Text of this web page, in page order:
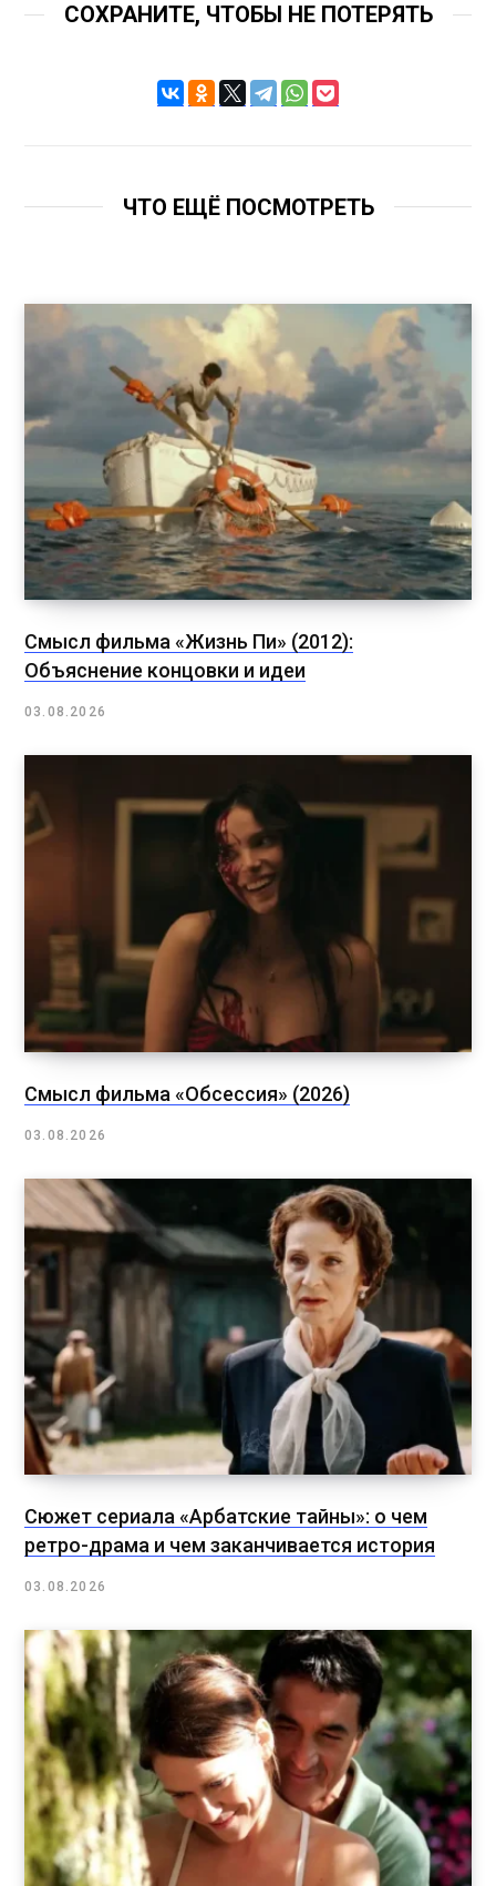
СОХРАНИТЕ, ЧТОБЫ НЕ ПОТЕРЯТЬ
ЧТО ЕЩЁ ПОСМОТРЕТЬ
Смысл фильма «Жизнь Пи» (2012):
Объяснение концовки и идеи
03.08.2026
Смысл фильма «Обсессия» (2026)
03.08.2026
Сюжет сериала «Арбатские тайны»: о чем
ретро-драма и чем заканчивается история
03.08.2026